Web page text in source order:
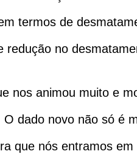
termos de
redução no
nos animou muito e
dado novo não só é
que nós entramos